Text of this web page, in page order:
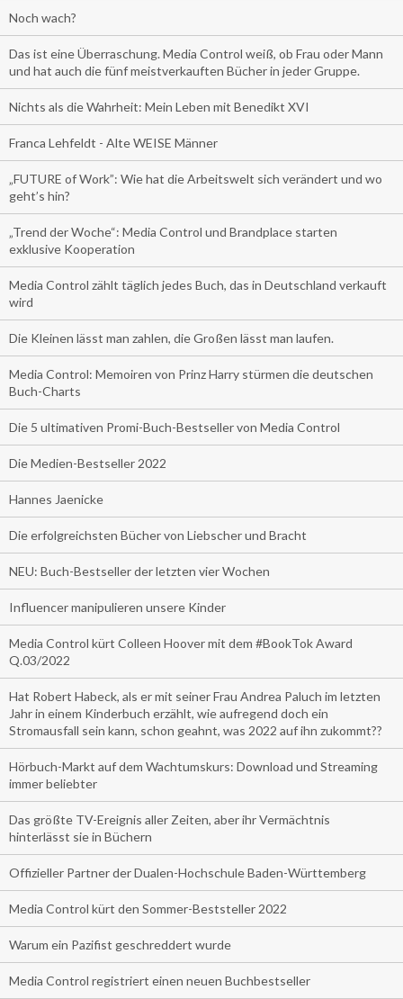
Noch wach?
Das ist eine Überraschung. Media Control weiß, ob Frau oder Mann
und hat auch die fünf meistverkauften Bücher in jeder Gruppe.
Nichts als die Wahrheit: Mein Leben mit Benedikt XVI
Franca Lehfeldt - Alte WEISE Männer
„FUTURE of Work”: Wie hat die Arbeitswelt sich verändert und wo
geht’s hin?
„Trend der Woche“: Media Control und Brandplace starten
exklusive Kooperation
Media Control zählt täglich jedes Buch, das in Deutschland verkauft
wird
Die Kleinen lässt man zahlen, die Großen lässt man laufen.
Media Control: Memoiren von Prinz Harry stürmen die deutschen
Buch-Charts
Die 5 ultimativen Promi-Buch-Bestseller von Media Control
Die Medien-Bestseller 2022
Hannes Jaenicke
Die erfolgreichsten Bücher von Liebscher und Bracht
NEU: Buch-Bestseller der letzten vier Wochen
Influencer manipulieren unsere Kinder
Media Control kürt Colleen Hoover mit dem #BookTok Award
Q.03/2022
Hat Robert Habeck, als er mit seiner Frau Andrea Paluch im letzten
Jahr in einem Kinderbuch erzählt, wie aufregend doch ein
Stromausfall sein kann, schon geahnt, was 2022 auf ihn zukommt??
Hörbuch-Markt auf dem Wachtumskurs: Download und Streaming
immer beliebter
Das größte TV-Ereignis aller Zeiten, aber ihr Vermächtnis
hinterlässt sie in Büchern
Offizieller Partner der Dualen-Hochschule Baden-Württemberg
Media Control kürt den Sommer-Beststeller 2022
Warum ein Pazifist geschreddert wurde
Media Control registriert einen neuen Buchbestseller